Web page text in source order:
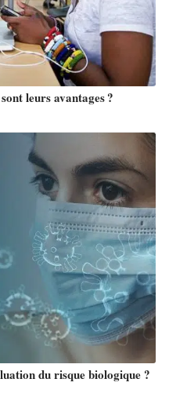
leurs avantages ?
du risque biologique ?